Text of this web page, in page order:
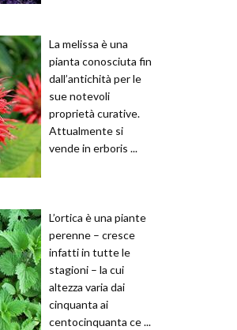
La melissa è una
pianta conosciuta fin
dall’antichità per le
sue notevoli
proprietà curative.
Attualmente si
vende in erboris ...
L’ortica è una piante
perenne – cresce
infatti in tutte le
stagioni – la cui
altezza varia dai
cinquanta ai
centocinquanta ce ...